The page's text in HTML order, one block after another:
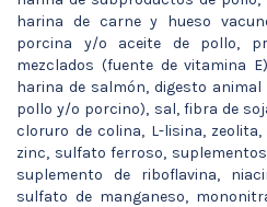
harina de carne y hueso
porcina y/o aceite de pollo,
mezclados (fuente de vitamina
harina de salmón, digesto
pollo y/o porcino), sal, fibra de
cloruro de colina, L-lisina,
zinc, sulfato ferroso,
suplemento de riboflavina,
sulfato de manganeso,